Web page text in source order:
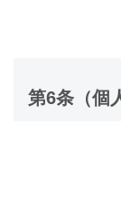
第6条（個